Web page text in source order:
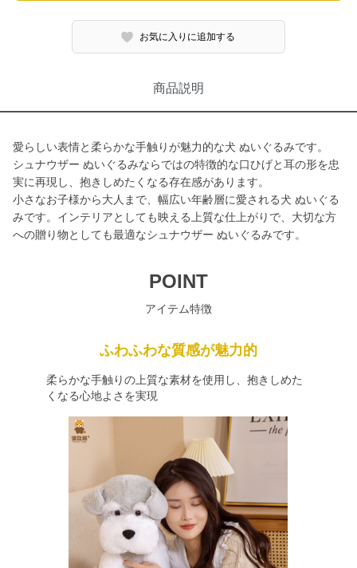
お気に入りに追加する
商品説明
愛らしい表情と柔らかな手触りが魅力的な犬 ぬいぐるみです。
シュナウザー ぬいぐるみならではの特徴的な口ひげと耳の形を忠
実に再現し、抱きしめたくなる存在感があります。
小さなお子様から大人まで、幅広い年齢層に愛される犬 ぬいぐる
みです。インテリアとしても映える上質な仕上がりで、大切な方
への贈り物としても最適なシュナウザー ぬいぐるみです。
POINT
アイテム特徴
ふわふわな質感が魅力的
柔らかな手触りの上質な素材を使用し、抱きしめた
くなる心地よさを実現